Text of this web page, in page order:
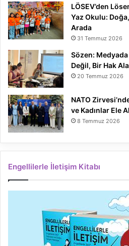
LÖSEV’den
Yaz Okulu:
Arada
31 Temmuz 2026
Sözen:
Değil, Bir Hak
20 Temmuz 2026
NATO
ve Kadınlar Ele
8 Temmuz 2026
Engellilerle İletişim Kitabı